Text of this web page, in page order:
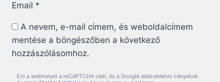
Email *
A nevem, e-mail címem, és weboldalcímem
mentése a böngészőben a következő
hozzászólásomhoz.
Ezt a webhelyet a reCAPTCHA védi, és a Google adatvédelmi irányelvei